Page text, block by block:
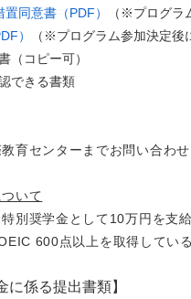
同意書（PDF）
（※プログラ
）
（※プログラム参加決定後
（コピー可）
できる書類
育センターまでお問い合わせ
いて
別奨学金として10万円を支
600点以上を取得してい
に係る提出書類】